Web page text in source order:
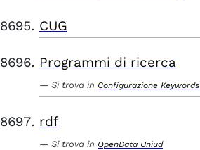
CUG
Programmi di ricerca
Si trova in Configurazione Keywords
rdf
Si trova in OpenData Uniud